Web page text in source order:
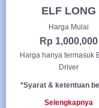
ELF LONG
Harga Mulai
Rp 1,000,000
Harga hanya termasuk
Driver
*Syarat & ketentuan
Selengkapnya